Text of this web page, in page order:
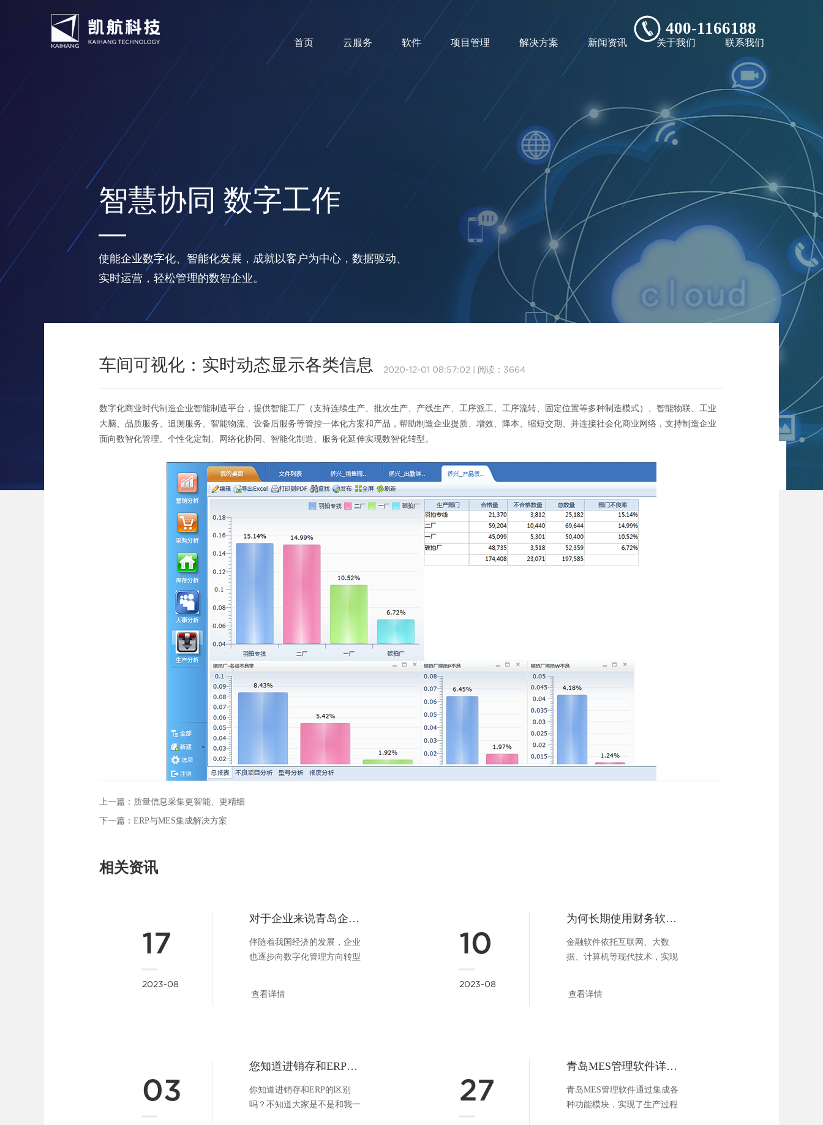
400-1166188
首页 云服务 软件 项目管理 解决方案 新闻资讯 关于我们 联系我们
智慧协同 数字工作
使能企业数字化、智能化发展，成就以客户为中心，数据驱动、
实时运营，轻松管理的数智企业。
02 / 03
车间可视化：实时动态显示各类信息 2020-12-01 08:57:02 阅读：3664
数字化商业时代制造企业智能制造平台，提供智能工厂（支持连续生产、批次生产、产线生产、工序派工、工序流转、固定位置等多种制造模式）、智能物联、工业
大脑、品质服务、追溯服务、智能物流、设备后服务等管控一体化方案和产品，帮助制造企业提质、增效、降本、缩短交期、并连接社会化商业网络，支持制造企业
面向数智化管理、个性化定制、网络化协同、智能化制造、服务化延伸实现数智化转型。
上一篇： 质量信息采集更智能、更精细
下一篇： ERP与MES集成解决方案
相关资讯
17
2023-08
对于企业来说青岛企业ERP管理软件的作用是什么？
伴随着我国经济的发展，企业
也逐步向数字化管理方向转型
软件，推动企业转型升级。所
各种问题。比如库存管理混
乱，库存成本结转数量不正
确，销售记录难以查询统计，
客户账户往来明细难以...
查看详情
10
2023-08
为何长期使用财务软件是企业发展的关键？
金融软件依托互联网、大数
据、计算机等现代技术，实现
理、数据分析、评估和预测功
金融软件应用效果的体现是一
个长期的过程，但是中小型企
业在金融软件的应用上一定不
能忽视，否则在与其...
查看详情
03
您知道进销存和ERP的区别吗？
你知道进销存和ERP的区别
吗？不知道大家是不是和我一
27
青岛MES管理软件详细功能介绍
青岛MES管理软件通过集成各
种功能模块，实现了生产过程